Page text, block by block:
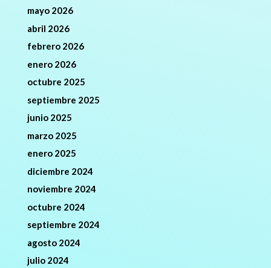
mayo 2026
abril 2026
febrero 2026
enero 2026
octubre 2025
septiembre 2025
junio 2025
marzo 2025
enero 2025
diciembre 2024
noviembre 2024
octubre 2024
septiembre 2024
agosto 2024
julio 2024